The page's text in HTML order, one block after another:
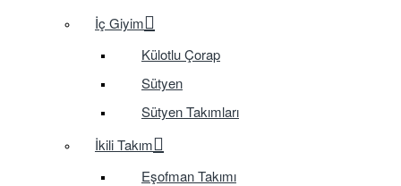
İç Giyim
Külotlu Çorap
Sütyen
Sütyen Takımları
İkili Takım
Eşofman Takımı